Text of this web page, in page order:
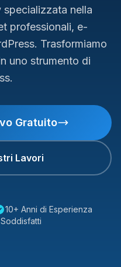
nella
professionali, e-
Trasformiamo
uno strumento di
Gratuito
Lavori
10+ Anni di Esperienza